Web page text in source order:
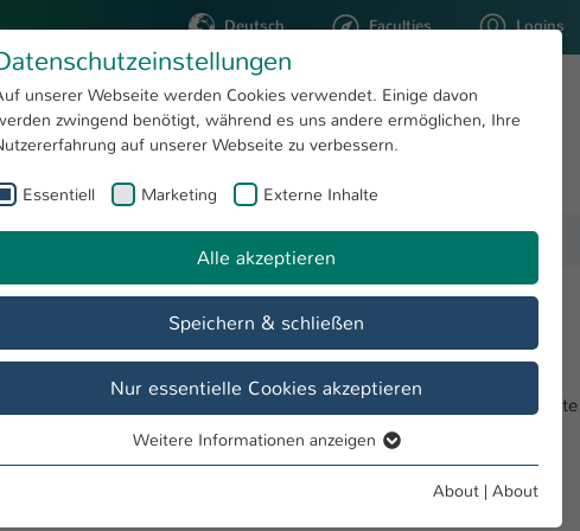
Deutsch Faculties Logins
STUDYING RESEARCH
Kaiserslautern
weiterhin möglich
Wintersemester suchen, hat die Hochschule Kaiserslautern eine gute
der Bewerbungsschluss ohnehin erst auf den 31. August
bzw. sogar bis Mitte September weiterhin die Möglichkeit, sich für
an den Studienorten in Kaiserslautern, Pirmasens und
unserer Webseite werden Cookies verwendet. Einige davon
zwingend benötigt, während es uns andere ermöglichen, Ihre
auf unserer Webseite zu verbessern.
Essentiell Marketing Externe Inhalte
Alle akzeptieren
Speichern & schließen
Nur essentielle Cookies akzeptieren
Essentielle Cookies werden für grundlegende Funktionen der
Weitere Informationen anzeigen
About | About